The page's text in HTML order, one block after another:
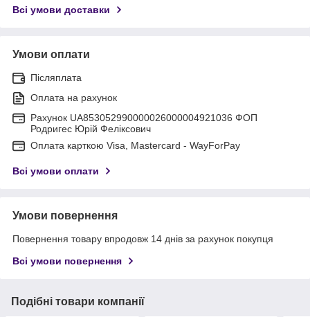
Всі умови доставки
Умови оплати
Післяплата
Оплата на рахунок
Рахунок UA853052990000026000004921036 ФОП
Родригес Юрій Феліксович
Оплата карткою Visa, Mastercard - WayForPay
Всі умови оплати
Умови повернення
Повернення товару впродовж 14 днів за рахунок покупця
Всі умови повернення
Подібні товари компанії